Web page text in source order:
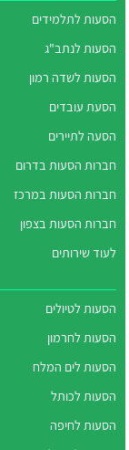
הסעות לתלמידים
הסעות לנתב"ג
הסעות לשדה רמון
הסעת עובדים
הסעה לתיירים
חברות הסעות בדרום
חברות הסעות במרכז
חברות הסעות בצפון
לעוד שירותים
הסעות לטיולים
הסעות לחרמון
הסעות לים המלח
הסעות לכותל
הסעות לחיפה